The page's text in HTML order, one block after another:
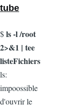
tube
$ls -l /root
2>&1 | tee
listeFichiers
ls:
impoossible
d'ouvrir le